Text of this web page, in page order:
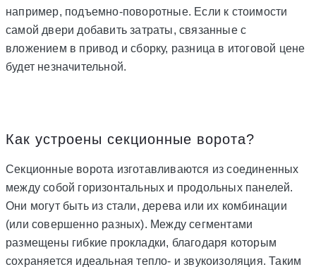
например, подъемно-поворотные. Если к стоимости
самой двери добавить затраты, связанные с
вложением в привод и сборку, разница в итоговой цене
будет незначительной.
Как устроены секционные ворота?
Секционные ворота изготавливаются из соединенных
между собой горизонтальных и продольных панелей.
Они могут быть из стали, дерева или их комбинации
(или совершенно разных). Между сегментами
размещены гибкие прокладки, благодаря которым
сохраняется идеальная тепло- и звукоизоляция. Таким